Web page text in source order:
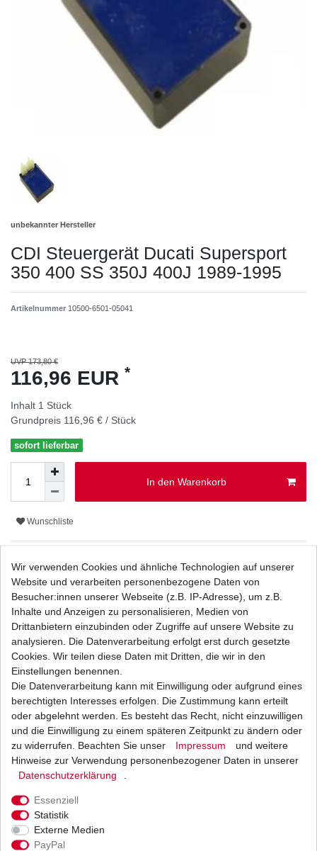
unbekannter Hersteller
CDI Steuergerät Ducati Supersport
350 400 SS 350J 400J 1989-1995
Artikelnummer 10500-6501-05041
UVP 173,80 €
116,96 EUR *
Inhalt 1 Stück
Grundpreis 116,96 € / Stück
sofort lieferbar
In den Warenkorb
Wunschliste
Beschreibung
Weitere Details
Neue
CDI Zündbox Steuerbox
Blackbox Steuerteil
aus dem Zubehör
Wir verwenden Cookies und ähnliche Technologien auf unserer
Website und verarbeiten personenbezogene Daten von
Besucher:innen unserer Webseite (z.B. IP-Adresse), um z.B.
Inhalte und Anzeigen zu personalisieren, Medien von
Drittanbietern einzubinden oder Zugriffe auf unsere Website zu
analysieren. Die Datenverarbeitung erfolgt erst durch gesetzte
Cookies. Wir teilen diese Daten mit Dritten, die wir in den
Einstellungen benennen.
Die Datenverarbeitung kann mit Einwilligung oder aufgrund eines
berechtigten Interesses erfolgen. Die Zustimmung kann erteilt
oder abgelehnt werden. Es besteht das Recht, nicht einzuwilligen
und die Einwilligung zu einem späteren Zeitpunkt zu ändern oder
zu widerrufen. Beachten Sie unser
Impressum
und weitere
Hinweise zur Verwendung personenbezogener Daten in unserer
Daten­schutz­erklärung
Essenziell
Statistik
Externe Medien
PayPal